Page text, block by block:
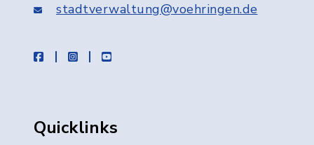
stadtverwaltung@voehringen.de
facebookinstagramyoutube
Quicklinks